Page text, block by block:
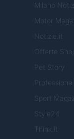
Milano
Motor
Notizie.it
Offerte
Pet Story
Professione
Sport
Style24
Think.it